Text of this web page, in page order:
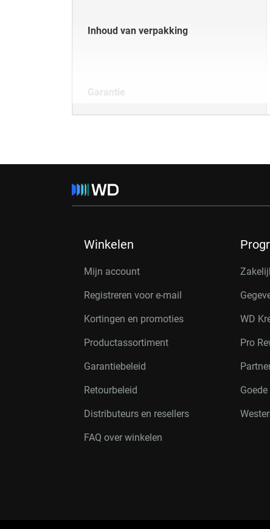
Inhoud van verpakking
Garantie
Winkelen
Mijn account
Registreren voor e-mail
Kortingen en promoties
Productassortiment
Garantiebeleid
Retourbeleid
Distributeurs en resellers
FAQ over winkelen
WD
Pro